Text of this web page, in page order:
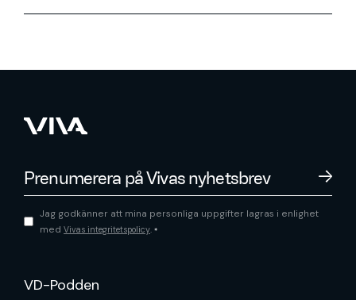
Jag godkänner att mina personliga uppgifter lagras i enlighet
med Vivas integritetspolicy. *
VD-Podden